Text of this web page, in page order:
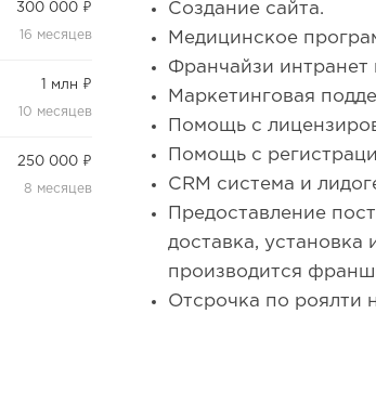
300 000 ₽
16 месяцев
1 млн ₽
10 месяцев
250 000 ₽
8 месяцев
Создание сайта.
Медицинское
Франчайзи интранет
Маркетинговая
Помощь с
Помощь с
CRM система и
Предоставление
доставка,
производится
Отсрочка по роялти